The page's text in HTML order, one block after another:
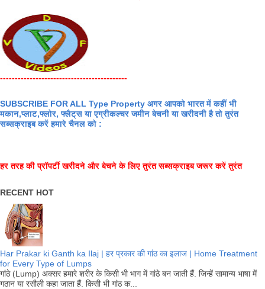
-------------------------------------------
SUBSCRIBE FOR ALL Type Property अगर आपको भारत में कहीं भी
मकान,प्लाट,फ्लोर, फ्लैट्स या एग्रीकल्चर जमीन बेचनी या खरीदनी है तो तुरंत
सब्सक्राइब करें हमारे चैनल को :
हर तरह की प्रॉपर्टी खरीदने और बेचने के लिए तुरंत सब्सक्राइब जरूर करें तुरंत
RECENT HOT
Har Prakar ki Ganth ka Ilaj | हर प्रकार की गांठ का इलाज | Home Treatment
for Every Type of Lumps
गांठे (Lump) अक्सर हमारे शरीर के किसी भी भाग में गांठे बन जाती हैं. जिन्हें सामान्य भाषा में
गठान या रसौली कहा जाता हैं. किसी भी गांठ क...